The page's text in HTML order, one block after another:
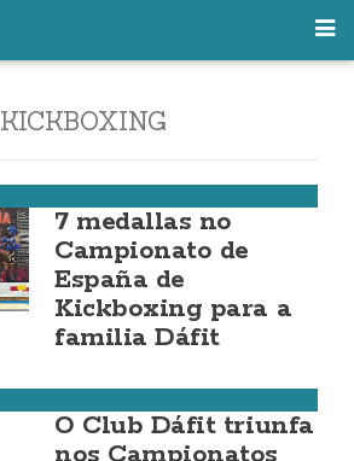
KICKBOXING
7 medallas no
Campionato de
España de
Kickboxing para a
familia Dáfit
O Club Dáfit triunfa